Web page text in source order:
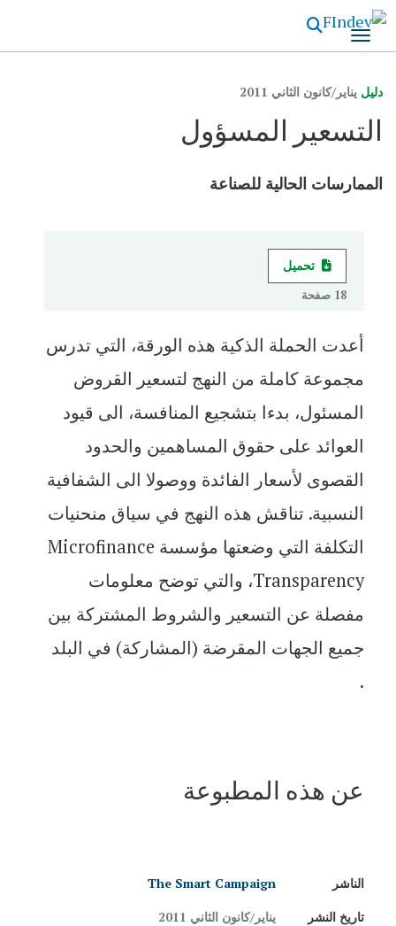
دليل يناير/كانون الثاني 2011
التسعير المسؤول
الممارسات الحالية للصناعة
تحميل
أعدت الحملة الذكية هذه الورقة، التي تدرس
مجموعة كاملة من النهج لتسعير القروض
المسئول، بدءا بتشجيع المنافسة، الى قيود
العوائد على حقوق المساهمين والحدود
القصوى لأسعار الفائدة ووصولا الى الشفافية
النسبية. تناقش هذه النهج في سياق منحنيات
التكلفة التي وضعتها مؤسسة Microfinance
Transparency، والتي توضح معلومات
مفصلة عن التسعير والشروط المشتركة بين
جميع الجهات المقرضة (المشاركة) في البلد
عن هذه المطبوعة
الناشر
The Smart Campaign
تاريخ النشر
يناير/كانون الثاني 2011